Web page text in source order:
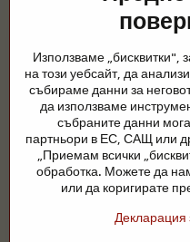
и създават хармонична
животни. Правилната
през цялата година. Също
животните, които са част от
Конете се нуждаят от
правилно хранене и
и доволни. Независимо дали
ездачи, развъдчици или
създаде среда, която
Използваме „бисквитки",
на този уебсайт, да
събираме данни за
да използваме
събраните данни
партньори в ЕС, САЩ или
„Приемам всички
обработка. Можете да
или да коригирате
Декларация